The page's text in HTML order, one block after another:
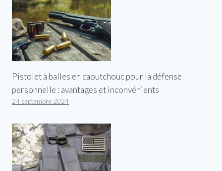
Pistolet à balles en caoutchouc pour la défense
personnelle : avantages et inconvénients
24 septembre 2024